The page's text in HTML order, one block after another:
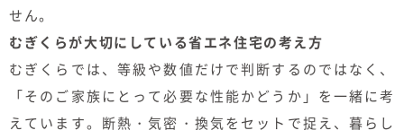
せん。
むぎくらが大切にしている省エネ住宅の考え方
むぎくらでは、等級や数値だけで判断するのではなく、
「そのご家族にとって必要な性能かどうか」を一緒に考
えています。断熱・気密・換気をセットで捉え、暮らし